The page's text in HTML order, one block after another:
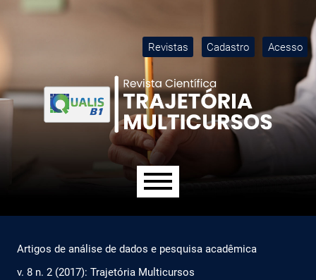
Ir para o menu de navegação principal
Ir para o conteúdo principal
Ir para o rodapé
Revistas Cadastro Acesso
Artigos de análise de dados e pesquisa acadêmica
v. 8 n. 2 (2017): Trajetória Multicursos